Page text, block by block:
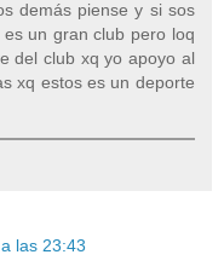
demás piense y si sos
un gran club pero loq
del club xq yo apoyo al
xq estos es un deporte
las 23:43